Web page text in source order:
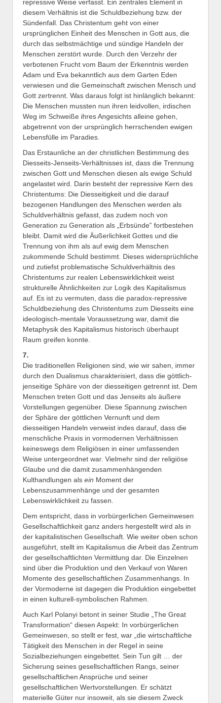
repressive Weise verfasst. Ein zentrales Element in
diesem Verhältnis ist die Schuldbeziehung bzw. der
Sündenfall. Das Christentum geht von einer
ursprünglichen Einheit des Menschen in Gott aus, die
durch das selbstmächtige und sündige Handeln der
Menschen zerstört wurde. Durch den Verzehr der
verbotenen Frucht vom Baum der Erkenntnis werden
Adam und Eva bekanntlich aus dem Garten Eden
verwiesen und die Gemeinschaft zwischen Mensch und
Gott zertrennt. Was daraus folgt ist hinlänglich bekannt:
Die Menschen mussten nun ihren leidvollen, irdischen
Weg im Schweiße ihres Angesichts alleine gehen,
abgetrennt von der ursprünglich herrschenden ewigen
Lebensfülle im Paradies.
Das Erstaunliche an der christlichen Bestimmung des
Diesseits-Jenseits-Verhältnisses ist, dass die Trennung
zwischen Gott und Menschen diesen als ewige Schuld
angelastet wird. Darin besteht der repressive Kern des
Christentums: Die Diesseitigkeit und die darauf
bezogenen Handlungen des Menschen werden als
Schuldverhältnis gefasst, das zudem noch von
Generation zu Generation als „Erbsünde‟ fortbestehen
bleibt. Damit wird die Äußerlichkeit Gottes und die
Trennung von ihm als auf ewig dem Menschen
zukommende Schuld bestimmt. Dieses widersprüchliche
und zutiefst problematische Schuldverhältnis des
Christentums zur realen Lebenswirklichkeit weist
strukturelle Ähnlichkeiten zur Logik des Kapitalismus
auf. Es ist zu vermuten, dass die paradox-repressive
Schuldbeziehung des Christentums zum Diesseits eine
ideologisch-mentale Voraussetzung war, damit die
Metaphysik des Kapitalismus historisch überhaupt
Raum greifen konnte.
7.
Die traditionellen Religionen sind, wie wir sahen, immer
durch den Dualismus charakterisiert, dass die göttlich-
jenseitige Sphäre von der diesseitigen getrennt ist. Dem
Menschen treten Gott und das Jenseits als äußere
Vorstellungen gegenüber. Diese Spannung zwischen
der Sphäre der göttlichen Vernunft und dem
diesseitigen Handeln verweist indes darauf, dass die
menschliche Praxis in vormodernen Verhältnissen
keineswegs dem Religiösen in einer umfassenden
Weise untergeordnet war. Vielmehr sind der religiöse
Glaube und die damit zusammenhängenden
Kulthandlungen als ein Moment der
Lebenszusammenhänge und der gesamten
Lebenswirklichkeit zu fassen.
Dem entspricht, dass in vorbürgerlichen Gemeinwesen
Gesellschaftlichkeit ganz anders hergestellt wird als in
der kapitalistischen Gesellschaft. Wie weiter oben schon
ausgeführt, stellt im Kapitalismus die Arbeit das Zentrum
der gesellschaftlichten Vermittlung dar. Die Einzelnen
sind über die Produktion und den Verkauf von Waren
Momente des gesellschaftlichen Zusammenhangs. In
der Vormoderne ist dagegen die Produktion eingebettet
in einen kulturell-symbolischen Rahmen.
Auch Karl Polanyi betont in seiner Studie „The Great
Transformation“ diesen Aspekt: In vorbürgerlichen
Gemeinwesen, so stellt er fest, war „die wirtschaftliche
Tätigkeit des Menschen in der Regel in seine
Sozialbeziehungen eingebettet. Sein Tun gilt … der
Sicherung seines gesellschaftlichen Rangs, seiner
gesellschaftlichen Ansprüche und seiner
gesellschaftlichen Wertvorstellungen. Er schätzt
materielle Güter nur insoweit, als sie diesem Zweck